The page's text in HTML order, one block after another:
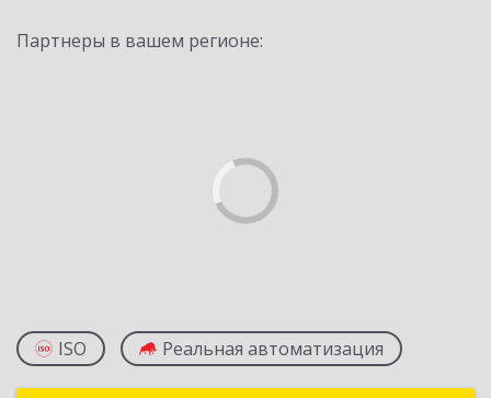
Партнеры в вашем регионе:
ISO Реальная автоматизация